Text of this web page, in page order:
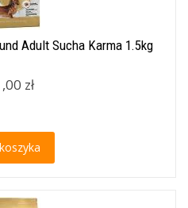
Adult Sucha Karma 1.5kg
zł